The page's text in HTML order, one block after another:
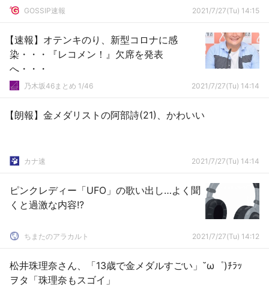
GOSSIP速報 2021/7/27(Tu) 14:15
【速報】オテンキのり、新型コロナに感
染・・・『レコメン！』欠席を発表
へ・・・
乃木坂46まとめ 1/46 2021/7/27(Tu) 14:14
【朗報】金メダリストの阿部詩(21)、かわいい
カナ速 2021/7/27(Tu) 14:14
ピンクレディー「UFO」の歌い出し…よく聞
くと過激な内容!?
ちまたのアラカルト 2021/7/27(Tu) 14:12
松井珠理奈さん、「13歳で金メダルすごい」˘ω゜)ﾁﾗｯ
ヲタ「珠理奈もスゴイ」